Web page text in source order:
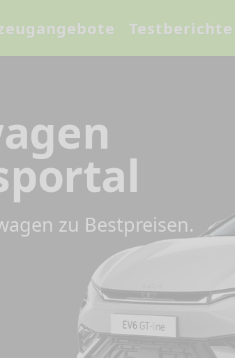
Testberichte
zu Bestpreisen.